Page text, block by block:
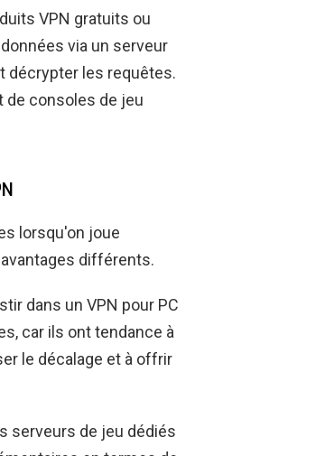
VPN gratuits ou
via un serveur
décrypter les requêtes.
de consoles de jeu
lorsqu'on joue
différents.
dans un VPN pour PC
car ils ont tendance à
le décalage et à offrir
serveurs de jeu dédiés